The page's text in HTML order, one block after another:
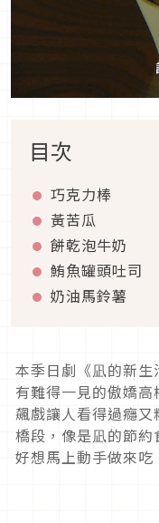
目次
巧克力棒
黃苦瓜
餅乾泡牛奶
鮪魚罐頭吐司
奶油馬鈴薯
本季日劇《凪的新
有難得一見的傲嬌
飆戲讓人看得過癮
橋段，像是凪的節約
好想馬上動手做來吃